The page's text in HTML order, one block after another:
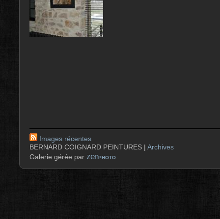
Images récentes
BERNARD COIGNARD PEINTURES | Archives
Galerie gérée par zenPHOTO